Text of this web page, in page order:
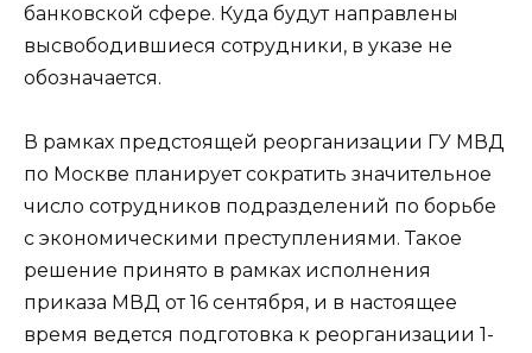
банковской сфере. Куда будут направлены
высвободившиеся сотрудники, в указе не
обозначается.
В рамках предстоящей реорганизации ГУ МВД
по Москве планирует сократить значительное
число сотрудников подразделений по борьбе
с экономическими преступлениями. Такое
решение принято в рамках исполнения
приказа МВД от 16 сентября, и в настоящее
время ведется подготовка к реорганизации 1-